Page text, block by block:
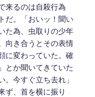
来るのは自殺行為
だ。「おいッ！聞い
た為、虫取りの少年
向き合うとその表情
に変わっていた。確
とか聞いてきていた
。今すぐ立ち去れ」
ず、首を横に振り